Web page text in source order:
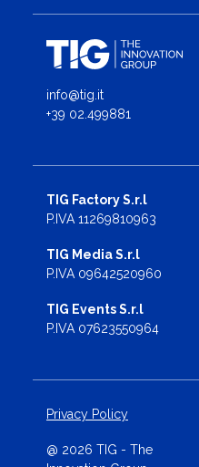
info@tig.it
+39 02.499881
TIG Factory S.r.l
P.IVA 11269810963
TIG Media S.r.l
P.IVA 09642520960
TIG Events S.r.l
P.IVA 07623550964
Privacy Policy
@ 2026 TIG - The